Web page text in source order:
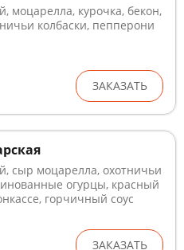
моцарелла, курочка, бекон,
колбаски, пепперони
ЗАКАЗАТЬ
сыр моцарелла, охотничьи
огурцы, красный
горчичный соус
ЗАКАЗАТЬ